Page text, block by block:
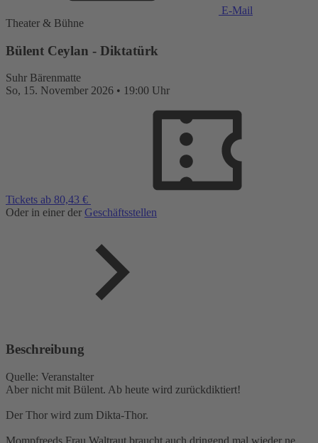
E-Mail
Theater & Bühne
Bülent Ceylan - Diktatürk
Suhr Bärenmatte
So, 15. November 2026 • 19:00 Uhr
Tickets ab 80,43 €
Oder in einer der Geschäftsstellen
Beschreibung
Quelle: Veranstalter
Aber nicht mit Bülent. Ab heute wird zurückdiktiert!
Der Thor wird zum Dikta-Thor.
Mompfreeds Frau Waltraut braucht auch dringend mal wieder ne